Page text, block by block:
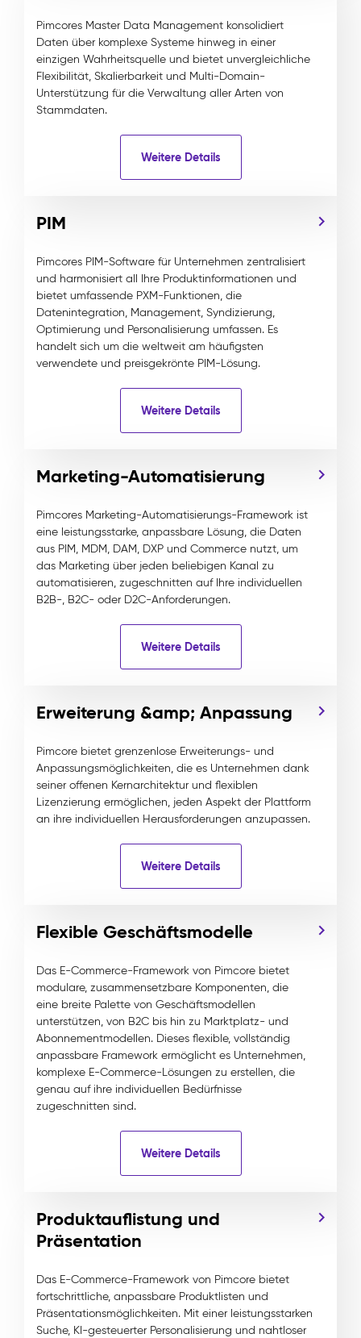
Pimcores Master Data Management konsolidiert
Daten über komplexe Systeme hinweg in einer
einzigen Wahrheitsquelle und bietet unvergleichliche
Flexibilität, Skalierbarkeit und Multi-Domain-
Unterstützung für die Verwaltung aller Arten von
Stammdaten.
Weitere Details
PIM
Pimcores PIM-Software für Unternehmen zentralisiert
und harmonisiert all Ihre Produktinformationen und
bietet umfassende PXM-Funktionen, die
Datenintegration, Management, Syndizierung,
Optimierung und Personalisierung umfassen. Es
handelt sich um die weltweit am häufigsten
verwendete und preisgekrönte PIM-Lösung.
Weitere Details
Marketing-Automatisierung
Pimcores Marketing-Automatisierungs-Framework ist
eine leistungsstarke, anpassbare Lösung, die Daten
aus PIM, MDM, DAM, DXP und Commerce nutzt, um
das Marketing über jeden beliebigen Kanal zu
automatisieren, zugeschnitten auf Ihre individuellen
B2B-, B2C- oder D2C-Anforderungen.
Weitere Details
Erweiterung &amp; Anpassung
Pimcore bietet grenzenlose Erweiterungs- und
Anpassungsmöglichkeiten, die es Unternehmen dank
seiner offenen Kernarchitektur und flexiblen
Lizenzierung ermöglichen, jeden Aspekt der Plattform
an ihre individuellen Herausforderungen anzupassen.
Weitere Details
Flexible Geschäftsmodelle
Das E-Commerce-Framework von Pimcore bietet
modulare, zusammensetzbare Komponenten, die
eine breite Palette von Geschäftsmodellen
unterstützen, von B2C bis hin zu Marktplatz- und
Abonnementmodellen. Dieses flexible, vollständig
anpassbare Framework ermöglicht es Unternehmen,
komplexe E-Commerce-Lösungen zu erstellen, die
genau auf ihre individuellen Bedürfnisse
zugeschnitten sind.
Weitere Details
Produktauflistung und
Präsentation
Das E-Commerce-Framework von Pimcore bietet
fortschrittliche, anpassbare Produktlisten und
Präsentationsmöglichkeiten. Mit einer leistungsstarken
Suche, KI-gesteuerter Personalisierung und nahtloser